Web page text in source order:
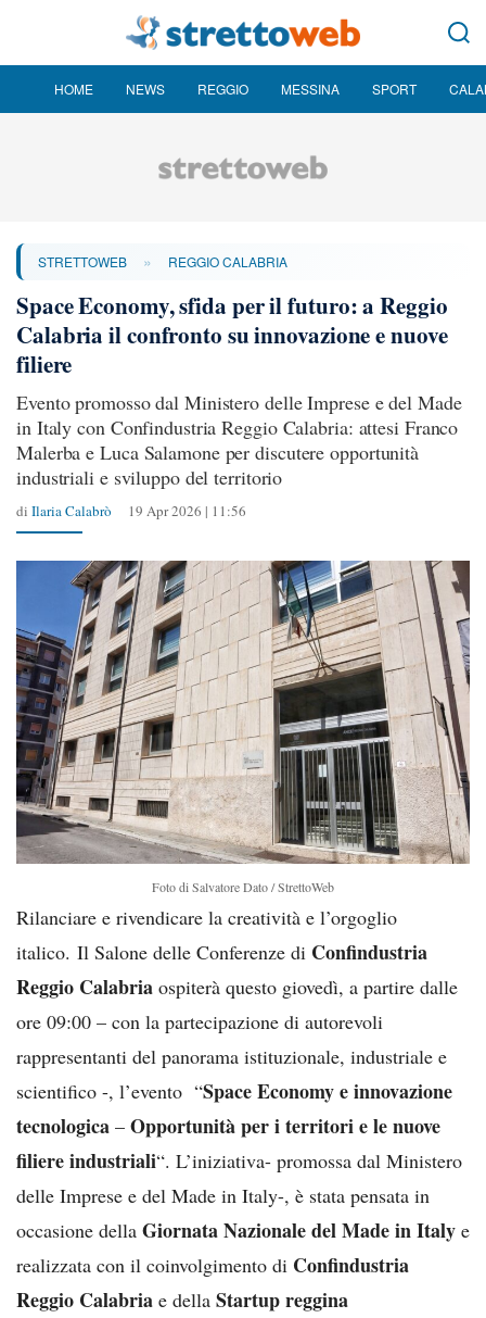
HOME NEWS REGGIO MESSINA SPORT
STRETTOWEB » REGGIO CALABRIA
Space Economy, sfida per il futuro: a Reggio
Calabria il confronto su innovazione e nuove
filiere
Evento promosso dal Ministero delle Imprese e del Made
in Italy con Confindustria Reggio Calabria: attesi Franco
Malerba e Luca Salamone per discutere opportunità
industriali e sviluppo del territorio
di Ilaria Calabrò 19 Apr 2026 | 11:56
Foto di Salvatore Dato / StrettoWeb
Rilanciare e rivendicare la creatività e l’orgoglio
italico. Il Salone delle Conferenze di Confindustria
Reggio Calabria ospiterà questo giovedì, a partire dalle
ore 09:00 – con la partecipazione di autorevoli
rappresentanti del panorama istituzionale, industriale e
scientifico -, l’evento “Space Economy e innovazione
tecnologica – Opportunità per i territori e le nuove
filiere industriali“. L’iniziativa- promossa dal Ministero
delle Imprese e del Made in Italy-, è stata pensata in
occasione della Giornata Nazionale del Made in Italy e
realizzata con il coinvolgimento di Confindustria
Reggio Calabria e della Startup reggina